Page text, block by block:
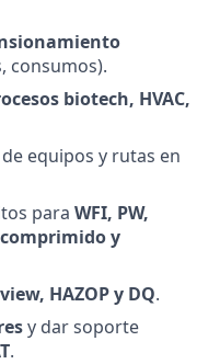
consumos).
biotech, HVAC,
equipos y rutas en
para WFI, PW,
y
HAZOP y DQ.
y dar soporte
.